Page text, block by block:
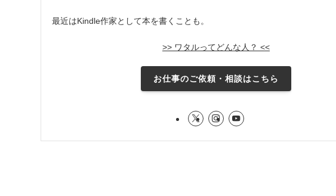
最近はKindle作家として本を書くことも。
>> ワタルってどんな人？ <<
お仕事のご依頼・相談はこちら